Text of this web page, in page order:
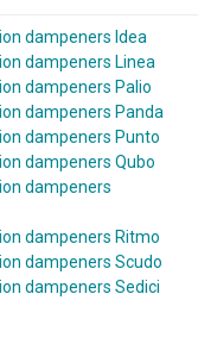
dampeners Idea
dampeners Linea
dampeners Palio
dampeners Panda
dampeners Punto
dampeners Qubo
dampeners
dampeners Ritmo
dampeners Scudo
dampeners Sedici